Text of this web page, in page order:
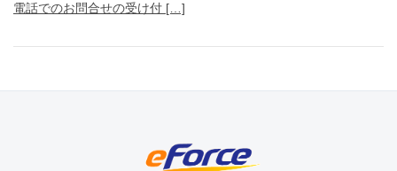
電話でのお問合せの受け付 […]